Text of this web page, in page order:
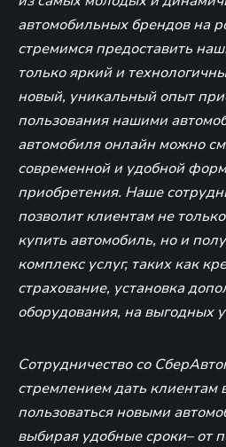
автомобильных брендов на
стремимся предоставить
только яркий и
новый, уникальный опыт
пользования нашими
автомобиля онлайн можно
современной и удобной
приобретения. Наше
позволит клиентам не
купить автомобиль, но и
комплекс услуг, таких как
страхование, установка
оборудования, на выгодных
Сотрудничество со
стремлением дать клиентам
пользоваться новыми
выбирая удобные сроки– от